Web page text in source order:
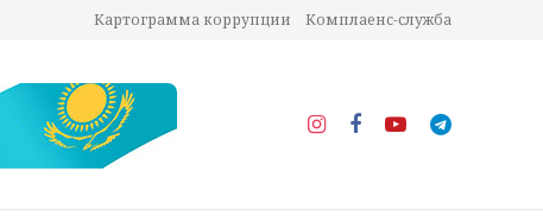
Картограмма коррупции Комплаенс-служба